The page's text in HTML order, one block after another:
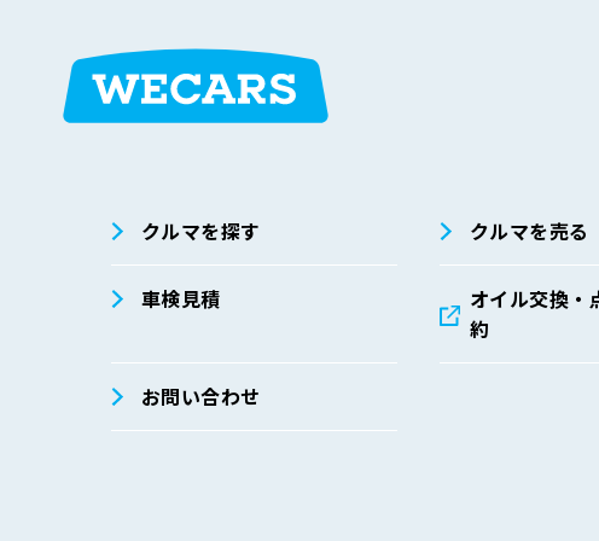
① 基本方針の整備
個人データの適正な取扱いの確保のため、「関係法
取得、利用、保存、提供、削除・廃棄等の段階ごと
③ 組織的安全管理措置
就業規則等における安全管理措置の整備
個人データの安全管理に係る取扱規程に従った運用
個人データの取扱状況を確認できる手段の整備
クルマを探す クルマを売る
車検見積
オイル交換・
約
お問い合わせ